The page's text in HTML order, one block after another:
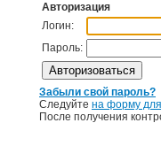
Авторизация
Логин:
Пароль:
Забыли свой пароль?
Следуйте на форму
После получения